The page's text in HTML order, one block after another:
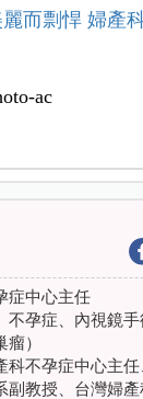
麗而剽悍 婦產
ac
症中心主任
不孕症、內視鏡
）
科不孕症中心主
副教授、台灣婦